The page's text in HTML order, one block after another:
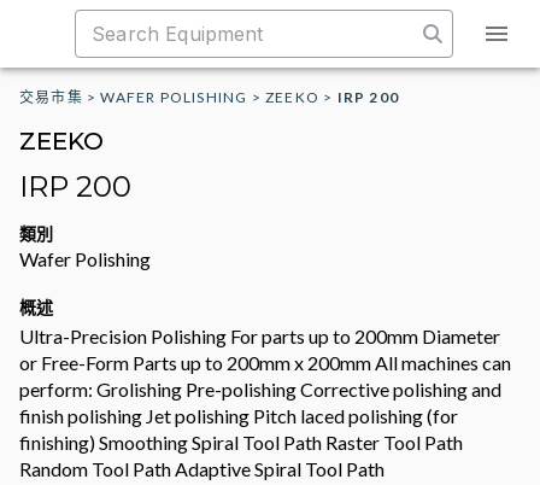
交易市集 >WAFER POLISHING >ZEEKO > IRP 200
ZEEKO
IRP 200
類別
Wafer Polishing
概述
Ultra-Precision Polishing For parts up to 200mm Diameter
or Free-Form Parts up to 200mm x 200mm All machines can
perform: Grolishing Pre-polishing Corrective polishing and
finish polishing Jet polishing Pitch laced polishing (for
finishing) Smoothing Spiral Tool Path Raster Tool Path
Random Tool Path Adaptive Spiral Tool Path